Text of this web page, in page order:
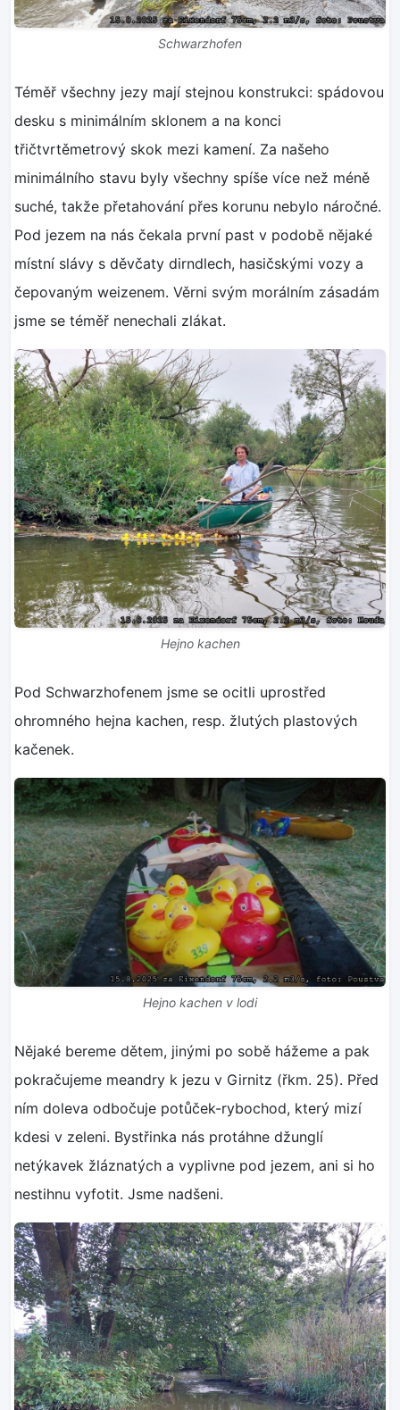
Schwarzhofen
Téměř všechny jezy mají stejnou konstrukci: spádovou
desku s minimálním sklonem a na konci
třičtvrtěmetrový skok mezi kamení. Za našeho
minimálního stavu byly všechny spíše více než méně
suché, takže přetahování přes korunu nebylo náročné.
Pod jezem na nás čekala první past v podobě nějaké
místní slávy s děvčaty dirndlech, hasičskými vozy a
čepovaným weizenem. Věrni svým morálním zásadám
jsme se téměř nenechali zlákat.
Hejno kachen
Pod Schwarzhofenem jsme se ocitli uprostřed
ohromného hejna kachen, resp. žlutých plastových
kačenek.
Hejno kachen v lodi
Nějaké bereme dětem, jinými po sobě hážeme a pak
pokračujeme meandry k jezu v Girnitz (řkm. 25). Před
ním doleva odbočuje potůček-rybochod, který mizí
kdesi v zeleni. Bystřinka nás protáhne džunglí
netýkavek žláznatých a vyplivne pod jezem, ani si ho
nestihnu vyfotit. Jsme nadšeni.